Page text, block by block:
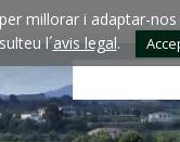
millorar i adaptar-
l´avis legal.